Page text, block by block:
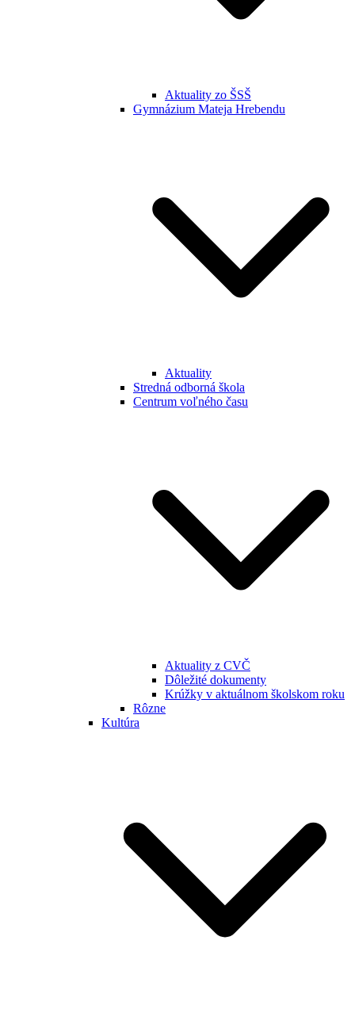
Aktuality zo ŠSŠ
Gymnázium Mateja Hrebendu
Aktuality
Stredná odborná škola
Centrum voľného času
Aktuality z CVČ
Dôležité dokumenty
Krúžky v aktuálnom školskom roku
Rôzne
Kultúra